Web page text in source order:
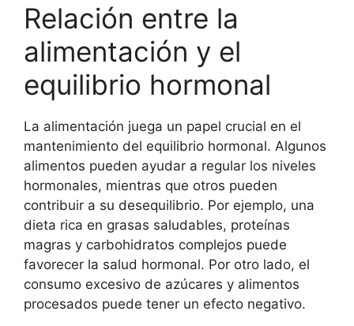
Relación entre la
alimentación y el
equilibrio hormonal
La alimentación juega un papel crucial en el
mantenimiento del equilibrio hormonal. Algunos
alimentos pueden ayudar a regular los niveles
hormonales, mientras que otros pueden
contribuir a su desequilibrio. Por ejemplo, una
dieta rica en grasas saludables, proteínas
magras y carbohidratos complejos puede
favorecer la salud hormonal. Por otro lado, el
consumo excesivo de azúcares y alimentos
procesados puede tener un efecto negativo.